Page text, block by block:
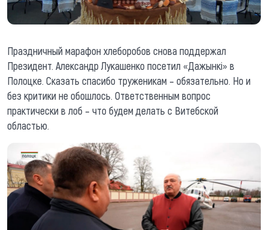
Праздничный марафон хлеборобов снова поддержал
Президент. Александр Лукашенко посетил «Дажынкi» в
Полоцке. Сказать спасибо труженикам – обязательно. Но и
без критики не обошлось. Ответственным вопрос
практически в лоб – что будем делать с Витебской
областью.